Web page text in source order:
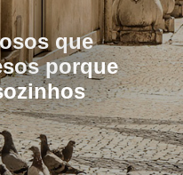
que
porque